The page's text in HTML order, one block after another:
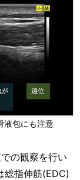
液包にも注意
の観察を行い
総指伸筋(EDC)